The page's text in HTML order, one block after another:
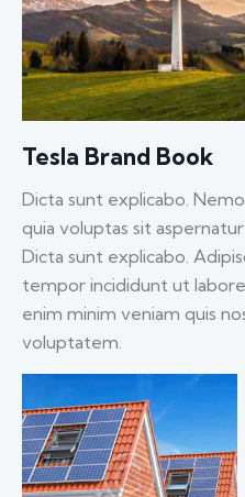
Tesla Brand Book
Dicta sunt explicabo.
quia voluptas sit
Dicta sunt explicabo.
tempor incididunt ut
enim minim veniam quis
voluptatem.